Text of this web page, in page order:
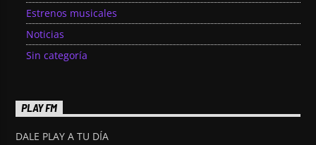
Estrenos musicales
Noticias
Sin categoría
PLAY FM
DALE PLAY A TU DÍA